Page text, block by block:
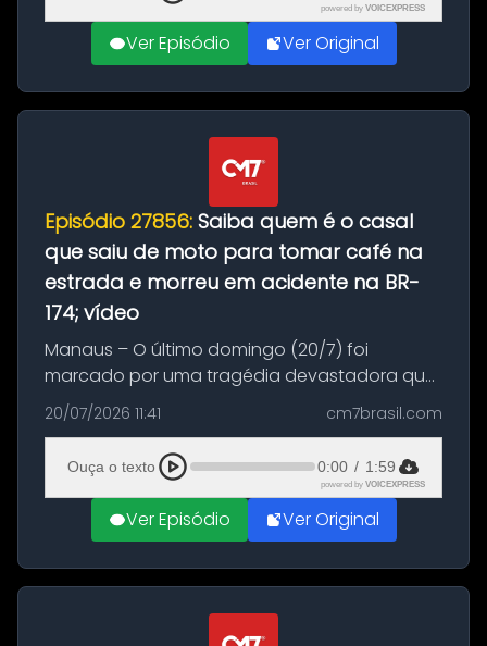
powered by VOICEXPRESS
Ver Episódio Ver Original
Episódio 27856: Saiba quem é o casal
que saiu de moto para tomar café na
estrada e morreu em acidente na BR-
174; vídeo
Manaus – O último domingo (20/7) foi
marcado por uma tragédia devastadora que
resultou na morte precoce de dois jovens na
BR-174, na zona rural de Manaus. Um passeio
com destino a um típico café regio...
20/07/2026 11:41 cm7brasil.com
Ouça o texto 0:00 / 1:59
powered by VOICEXPRESS
Ver Episódio Ver Original